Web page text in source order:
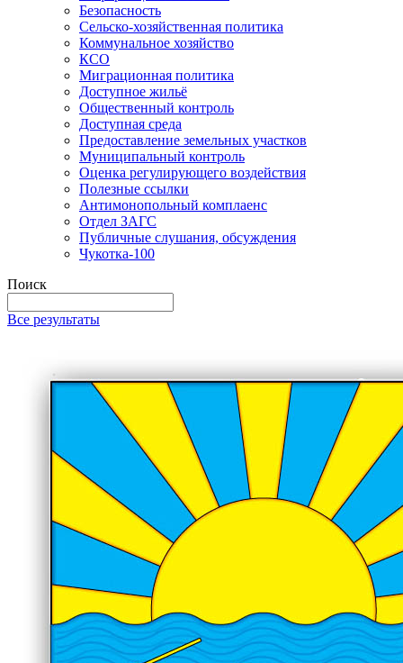
Безопасность
Сельско-хозяйственная политика
Коммунальное хозяйство
КСО
Миграционная политика
Доступное жильё
Общественный контроль
Доступная среда
Предоставление земельных участков
Муниципальный контроль
Оценка регулирующего воздействия
Полезные ссылки
Антимонопольный комплаенс
Отдел ЗАГС
Публичные слушания, обсуждения
Чукотка-100
Поиск
Все результаты